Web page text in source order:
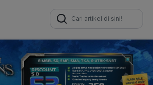
Search
for: